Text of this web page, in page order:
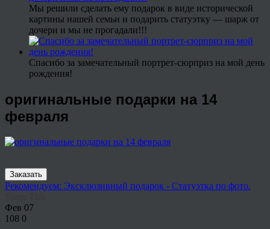
Мы решили сделать ему подарок в виде исторической
картины нашей семьи и подарить статуэтку — шарж от
дочери и мы не прогадали!!!
Спасибо за замечательный портрет-сюрприз на мой день
рождения!
оригинальные подарки на 14
февраля
Заказать
Рекомендуем: Эксклюзивный подарок - Статуэтка по фото.
Фев 07
108 0